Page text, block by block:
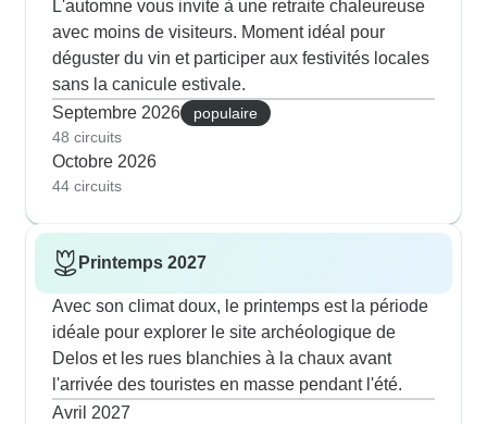
L'automne vous invite à une retraite chaleureuse
avec moins de visiteurs. Moment idéal pour
déguster du vin et participer aux festivités locales
sans la canicule estivale.
Septembre 2026
populaire
48 circuits
Octobre 2026
44 circuits
Printemps 2027
Avec son climat doux, le printemps est la période
idéale pour explorer le site archéologique de
Delos et les rues blanchies à la chaux avant
l'arrivée des touristes en masse pendant l'été.
Avril 2027